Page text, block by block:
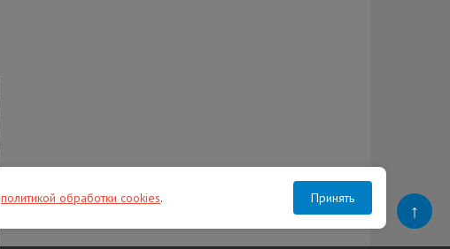
политикой обработки cookies. Принять
↑